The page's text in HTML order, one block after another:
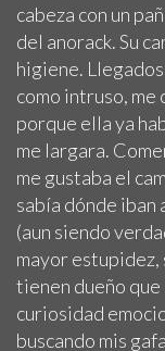
cabeza con un
del anorack. Su
higiene.
como intruso,
porque ella ya
me largara.
me gustaba el
sabía dónde iban
(aun siendo
mayor
tienen dueño
curiosidad
buscando mis